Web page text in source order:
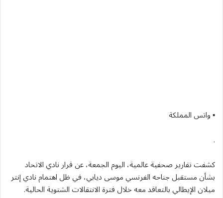
▪︎ واتس المملكة
.
كشفت تقارير صحفية عالمية، اليوم الجمعة، عن قرار نادي الاتحاد
بشأن مستقبل جناحه الفرنسي موسى ديابي، في ظل اهتمام نادي إنتر
ميلان الإيطالي بالتعاقد معه خلال فترة الانتقالات الشتوية الحالية.